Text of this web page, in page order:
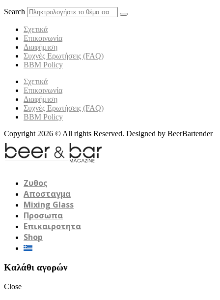
Search
Σχετικά
Επικοινωνία
Διαφήμιση
Συχνές Ερωτήσεις (FAQ)
BBM Policy
Σχετικά
Επικοινωνία
Διαφήμιση
Συχνές Ερωτήσεις (FAQ)
BBM Policy
Copyright 2026 © All rights Reserved. Designed by BeerBartender
Ζυθος
Αποσταγμα
Mixing Glass
Προσωπα
Επικαιροτητα
Shop
Καλάθι αγορών
Close